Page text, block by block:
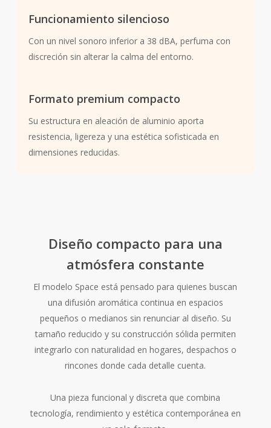
Funcionamiento silencioso
Con un nivel sonoro inferior a 38 dBA, perfuma con
discreción sin alterar la calma del entorno.
Formato premium compacto
Su estructura en aleación de aluminio aporta
resistencia, ligereza y una estética sofisticada en
dimensiones reducidas.
Diseño compacto para una
atmósfera constante
El modelo Space está pensado para quienes buscan
una difusión aromática continua en espacios
pequeños o medianos sin renunciar al diseño. Su
tamaño reducido y su construcción sólida permiten
integrarlo con naturalidad en hogares, despachos o
rincones donde cada detalle cuenta.
Una pieza funcional y discreta que combina
tecnología, rendimiento y estética contemporánea en